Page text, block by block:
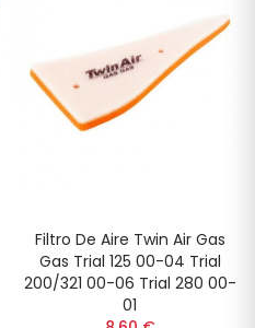
Filtro De Aire Twin Air Gas
Gas Trial 125 00-04 Trial
200/321 00-06 Trial 280 00-
01